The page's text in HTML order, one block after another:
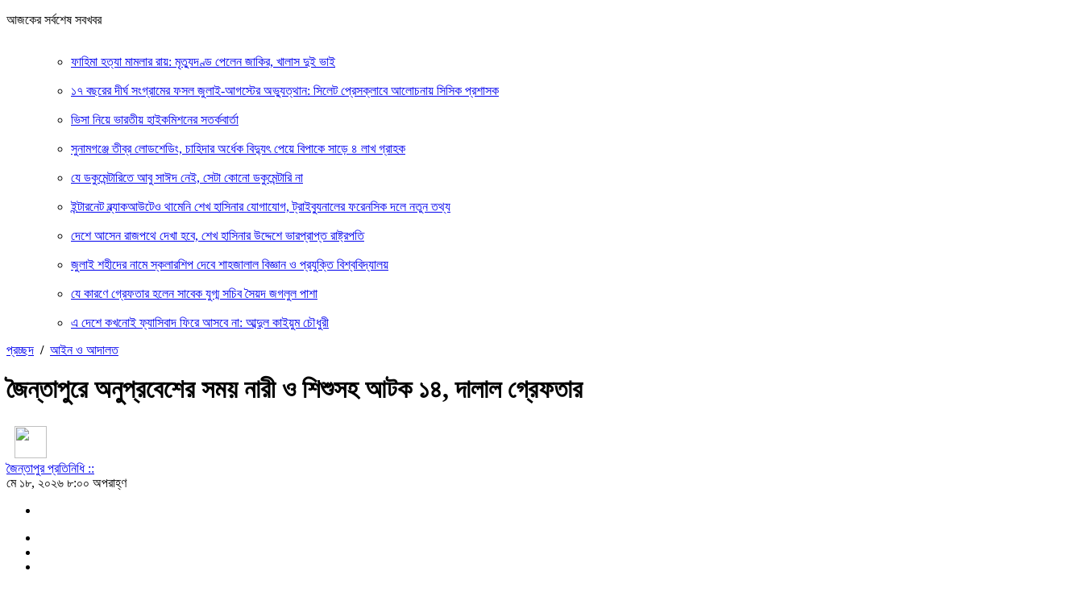
আজকের সর্বশেষ সবখবর
ফাহিমা হত্যা মামলার রায়: মৃত্যুদণ্ড পেলেন জাকির, খালাস দুই ভাই
১৭ বছরের দীর্ঘ সংগ্রামের ফসল জুলাই-আগস্টের অভ্যুত্থান: সিলেট প্রেসক্লাবে আলোচনায় সিসিক প্রশাসক
ভিসা নিয়ে ভারতীয় হাইকমিশনের সতর্কবার্তা
সুনামগঞ্জে তীব্র লোডশেডিং, চাহিদার অর্ধেক বিদ্যুৎ পেয়ে বিপাকে সাড়ে ৪ লাখ গ্রাহক
যে ডকুমেন্টারিতে আবু সাঈদ নেই, সেটা কোনো ডকুমেন্টারি না
ইন্টারনেট ব্ল্যাকআউটেও থামেনি শেখ হাসিনার যোগাযোগ, ট্রাইব্যুনালের ফরেনসিক দলে নতুন তথ্য
দেশে আসেন রাজপথে দেখা হবে, শেখ হাসিনার উদ্দেশে ভারপ্রাপ্ত রাষ্ট্রপতি
জুলাই শহীদের নামে স্কলারশিপ দেবে শাহজালাল বিজ্ঞান ও প্রযুক্তি বিশ্ববিদ্যালয়
যে কারণে গ্রেফতার হলেন সাবেক যুগ্ম সচিব সৈয়দ জগলুল পাশা
এ দেশে কখনোই ফ্যাসিবাদ ফিরে আসবে না: আব্দুল কাইয়ুম চৌধুরী
প্রচ্ছদ / আইন ও আদালত
জৈন্তাপুরে অনুপ্রবেশের সময় নারী ও শিশুসহ আটক ১৪, দালাল গ্রেফতার
জৈন্তাপুর প্রতিনিধি ::
মে ১৮, ২০২৬ ৮:০০ অপরাহ্ণ